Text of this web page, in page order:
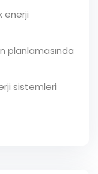
enerji
planlamasında
sistemleri